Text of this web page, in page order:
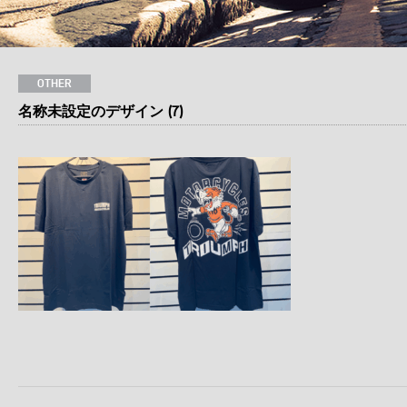
OTHER
名称未設定のデザイン (7)